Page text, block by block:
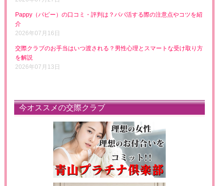
Pappy（パピー）の口コミ・評判は？パパ活する際の注意点やコツを紹
介
2026年07月16日
交際クラブのお手当はいつ渡される？男性心理とスマートな受け取り方
を解説
2026年07月13日
今オススメの交際クラブ